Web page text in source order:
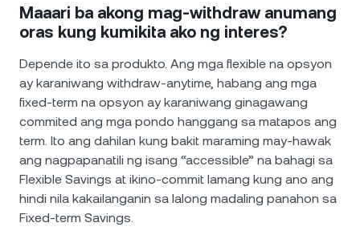
Maaari ba akong mag-withdraw anumang
oras kung kumikita ako ng interes?
Depende ito sa produkto. Ang mga flexible na opsyon
ay karaniwang withdraw-anytime, habang ang mga
fixed-term na opsyon ay karaniwang ginagawang
commited ang mga pondo hanggang sa matapos ang
term. Ito ang dahilan kung bakit maraming may-hawak
ang nagpapanatili ng isang “accessible” na bahagi sa
Flexible Savings at ikino-commit lamang kung ano ang
hindi nila kakailanganin sa lalong madaling panahon sa
Fixed-term Savings.